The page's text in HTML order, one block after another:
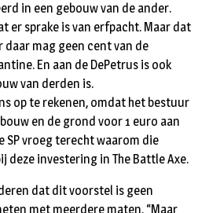
in een gebouw van de ander.
er sprake is van erfpacht. Maar dat
daar mag geen cent van de
En aan de DePetrus is ook
van derden is.
op te rekenen, omdat het bestuur
en de grond voor 1 euro aan
SP vroeg terecht waarom die
deze investering in The Battle Axe.
dat dit voorstel is geen
met meerdere maten. “Maar